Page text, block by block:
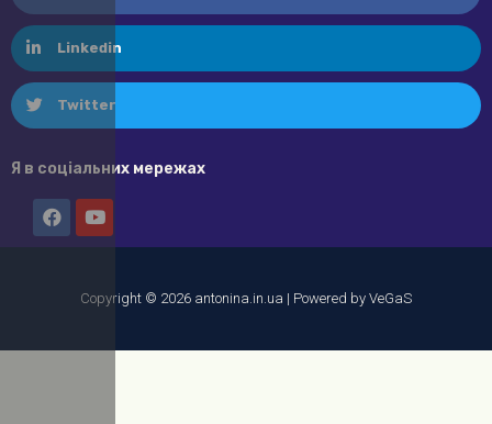
Linkedin
Twitter
Я в соціальних мережах
Copyright © 2026 antonina.in.ua | Powered by VeGaS